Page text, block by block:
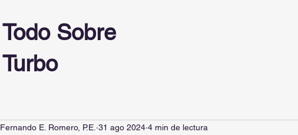
Todo Sobre
Turbo
Fernando E. Romero, P.E. 31 ago 2024 4 min de lectura